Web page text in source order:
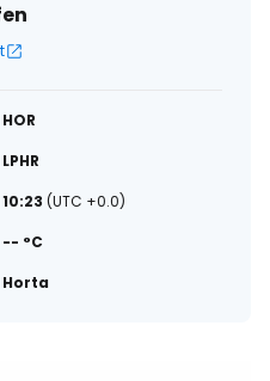
HOR
LPHR
10:23 (UTC +0.0)
-- °C
Horta